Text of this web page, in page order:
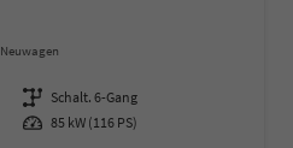
Neuwagen
Getriebe Schalt. 6-Gang
Leistung 85 kW (116 PS)